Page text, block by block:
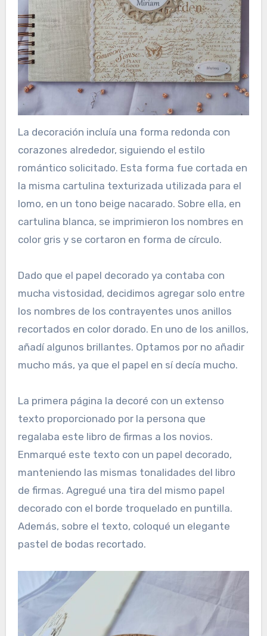
La decoración incluía una forma redonda con
corazones alrededor, siguiendo el estilo
romántico solicitado. Esta forma fue cortada en
la misma cartulina texturizada utilizada para el
lomo, en un tono beige nacarado. Sobre ella, en
cartulina blanca, se imprimieron los nombres en
color gris y se cortaron en forma de círculo.
Dado que el papel decorado ya contaba con
mucha vistosidad, decidimos agregar solo entre
los nombres de los contrayentes unos anillos
recortados en color dorado. En uno de los anillos,
añadí algunos brillantes. Optamos por no añadir
mucho más, ya que el papel en sí decía mucho.
La primera página la decoré con un extenso
texto proporcionado por la persona que
regalaba este libro de firmas a los novios.
Enmarqué este texto con un papel decorado,
manteniendo las mismas tonalidades del libro
de firmas. Agregué una tira del mismo papel
decorado con el borde troquelado en puntilla.
Además, sobre el texto, coloqué un elegante
pastel de bodas recortado.